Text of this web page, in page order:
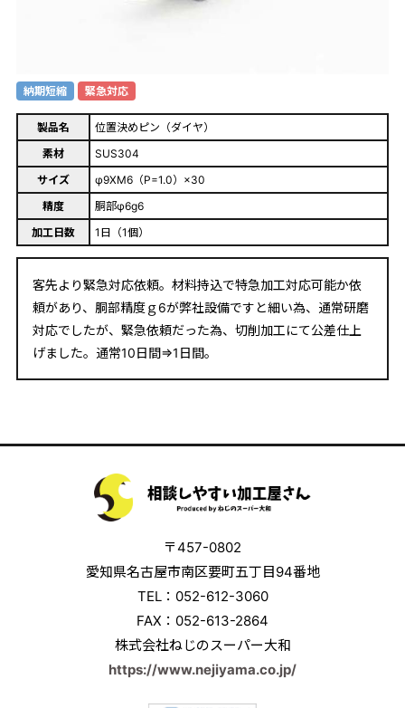
納期短縮 緊急対応
製品名
位置決めピン（ダイヤ）
素材
SUS304
サイズ
φ9XM6（P=1.0）×30
精度
胴部φ6g6
加工日数
1日（1個）
客先より緊急対応依頼。材料持込で特急加工対応可能か依
頼があり、胴部精度ｇ6が弊社設備ですと細い為、通常研磨
対応でしたが、緊急依頼だった為、切削加工にて公差仕上
げました。通常10日間⇒1日間。
〒457-0802
愛知県名古屋市南区要町五丁目94番地
TEL：052-612-3060
FAX：052-613-2864
株式会社ねじのスーパー大和
https://www.nejiyama.co.jp/